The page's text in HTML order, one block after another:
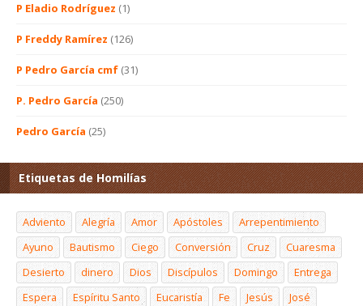
P Eladio Rodríguez (1)
P Freddy Ramírez (126)
P Pedro García cmf (31)
P. Pedro García (250)
Pedro García (25)
Etiquetas de Homilías
Adviento Alegría Amor Apóstoles
Arrepentimiento
Ayuno
Bautismo Ciego Conversión Cruz
Cuaresma
Desierto
dinero Dios Discípulos Domingo
Entrega
Espera
Espíritu Santo Eucaristía Fe Jesús
José